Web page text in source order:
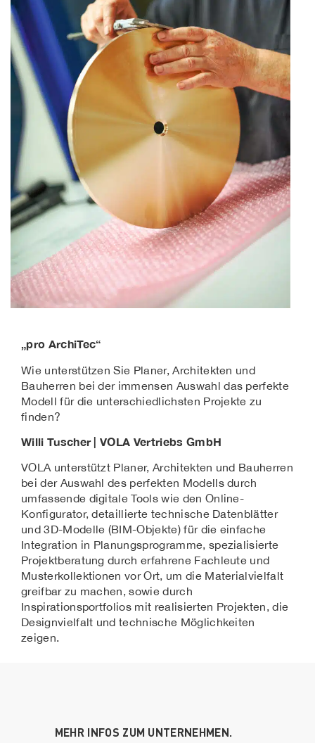
„pro ArchiTec“
Wie unterstützen Sie Planer, Architekten und
Bauherren bei der immensen Auswahl das perfekte
Modell für die unterschiedlichsten Projekte zu
finden?
Willi Tuscher | VOLA Vertriebs GmbH
VOLA unterstützt Planer, Architekten und Bauherren
bei der Auswahl des perfekten Modells durch
umfassende digitale Tools wie den Online-
Konfigurator, detaillierte technische Datenblätter
und 3D-Modelle (BIM-Objekte) für die einfache
Integration in Planungsprogramme, spezialisierte
Projektberatung durch erfahrene Fachleute und
Musterkollektionen vor Ort, um die Materialvielfalt
greifbar zu machen, sowie durch
Inspirationsportfolios mit realisierten Projekten, die
Designvielfalt und technische Möglichkeiten
zeigen.
MEHR INFOS ZUM UNTERNEHMEN.